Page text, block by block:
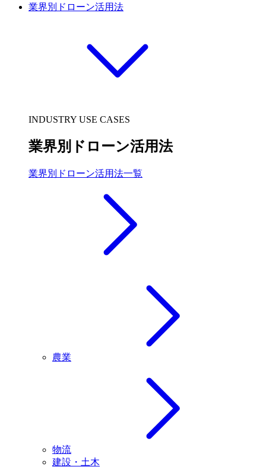
業界別ドローン活用法
INDUSTRY USE CASES
業界別ドローン活用法
業界別ドローン活用法一覧
農業
物流
建設・土木